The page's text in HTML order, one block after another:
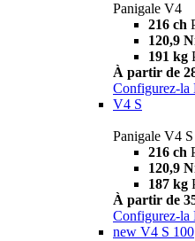
Panigale V4
216 ch
120,9
191 kg
À partir de
Configurez-la
V4 S
Panigale V4 S
216 ch
120,9
187 kg
À partir de
Configurez-la
new V4 S 100